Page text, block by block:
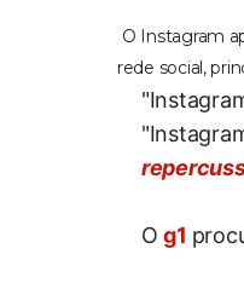
O Instagram
rede social,
Og1